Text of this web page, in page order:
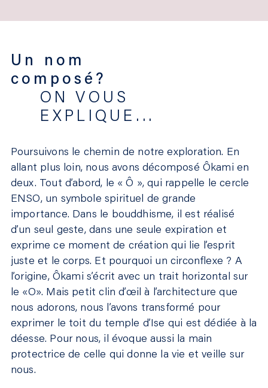
Un nom
composé?
ON VOUS
EXPLIQUE...
Poursuivons le chemin de notre exploration. En
allant plus loin, nous avons décomposé Ôkami en
deux. Tout d’abord, le « Ô », qui rappelle le cercle
ENSO, un symbole spirituel de grande
importance. Dans le bouddhisme, il est réalisé
d’un seul geste, dans une seule expiration et
exprime ce moment de création qui lie l’esprit
juste et le corps. Et pourquoi un circonflexe ? A
l’origine, Ôkami s’écrit avec un trait horizontal sur
le «O». Mais petit clin d’œil à l’architecture que
nous adorons, nous l’avons transformé pour
exprimer le toit du temple d’Ise qui est dédiée à la
déesse. Pour nous, il évoque aussi la main
protectrice de celle qui donne la vie et veille sur
nous.